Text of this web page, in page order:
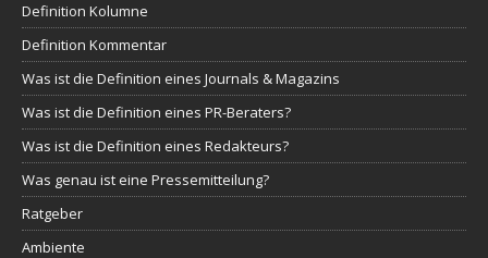
Definition Kolumne
Definition Kommentar
Was ist die Definition eines Journals & Magazins
Was ist die Definition eines PR-Beraters?
Was ist die Definition eines Redakteurs?
Was genau ist eine Pressemitteilung?
Ratgeber
Ambiente